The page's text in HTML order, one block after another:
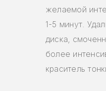
желаемой
1-5 минут.
диска,
более
краситель